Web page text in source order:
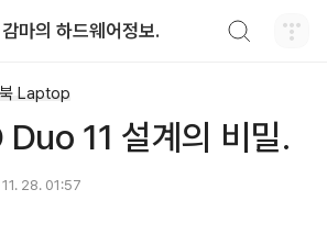
감마의 하드웨어정보.
Laptop
11 설계의 비밀.
28. 01:57